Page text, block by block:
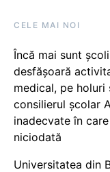
CELE MAI NOI
Încă mai sunt
desfășoară
medical, pe holuri
consilierul școlar
inadecvate în
niciodată
Universitatea din